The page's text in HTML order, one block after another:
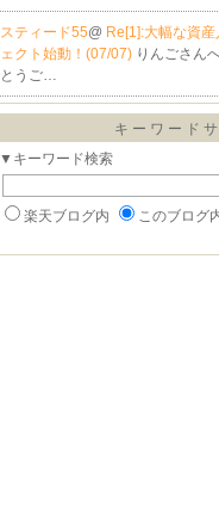
スティード55@ Re[1]:大幅な資
ェクト始動！(07/07) りんごさん
とうご…
キーワード
▼キーワード検索
楽天ブログ内 このブログ